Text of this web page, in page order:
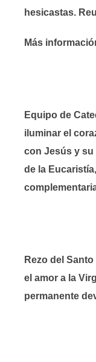
hesicastas.
Más
Equipo de
iluminar el
con Jesús y su
de la
Rezo del
el amor a la
permanente